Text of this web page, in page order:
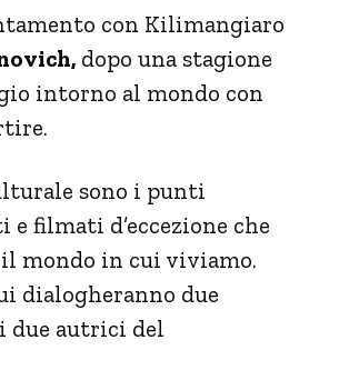
con Kilimangiaro
dopo una stagione
intorno al mondo con
sono i punti
filmati d’eccezione che
mondo in cui viviamo.
dialogheranno due
due autrici del